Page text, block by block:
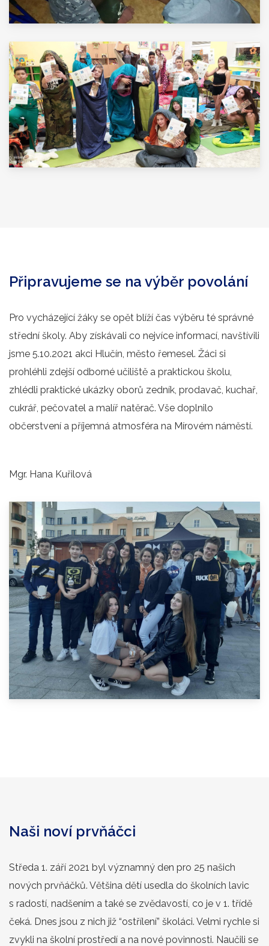
Připravujeme se na výběr povolání
Pro vycházející žáky se opět blíží čas výběru té správné
střední školy. Aby získávali co nejvíce informací, navštívili
jsme 5.10.2021 akci Hlučín, město řemesel. Žáci si
prohléhli zdejší odborné učiliště a praktickou školu,
zhlédli praktické ukázky oborů zedník, prodavač, kuchař,
cukrář, pečovatel a malíř natěrač. Vše doplnilo
občerstvení a příjemná atmosféra na Mírovém náměstí.
Mgr. Hana Kuřilová
Naši noví prvňáčci
Středa 1. září 2021 byl významný den pro 25 našich
nových prvňáčků. Většina dětí usedla do školních lavic
s radostí, nadšením a také se zvědavostí, co je v 1. třídě
čeká. Dnes jsou z nich již “ostřílení” školáci. Velmi rychle si
zvykli na školní prostředí a na nové povinnosti. Naučili se